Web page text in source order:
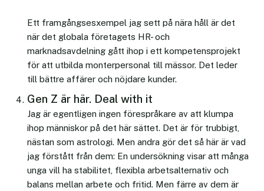
Ett framgångsesxempel jag sett på nära håll är det
när det globala företagets HR- och
marknadsavdelning gått ihop i ett kompetensprojekt
för att utbilda monterpersonal till mässor. Det leder
till bättre affärer och nöjdare kunder.
Gen Z är här. Deal with it
Jag är egentligen ingen förespråkare av att klumpa
ihop människor på det här sättet. Det är för trubbigt,
nästan som astrologi. Men andra gör det så här är vad
jag förstått från dem: En undersökning visar att många
unga vill ha stabilitet, flexibla arbetsalternativ och
balans mellan arbete och fritid. Men färre av dem är